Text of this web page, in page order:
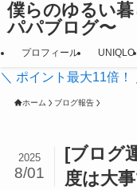
僕らのゆるい
パパブログ〜
プロフィール UNIQLO
＼ ポイント最大11倍！
ホーム ブログ報告
[ブログ
度は大事
2025
8/01